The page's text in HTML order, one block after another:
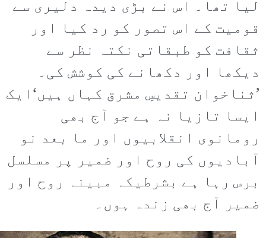
لیا تھا۔ اس نے بڑی دیدہ دلیری سے
قومیت کے اس تصور کو رد کیا اور
ثقافت کو طبقاتی نکتہ نظر سے
دیکھا اور دکھانے کی کوشش کی۔
’ثناخوان تقدیسِ مشرق کہاں ہیں‘ایک
ایسا تازیا نہ ہے جو آج بھی
رومانوی انقلابیوں اور ما بعد نو
آبادیوں کی روح اور ضمیر پر مسلسل
برس رہا ہے بشرطیکہ مبینہ روح اور
ضمیر آج بھی زندہ ہوں۔